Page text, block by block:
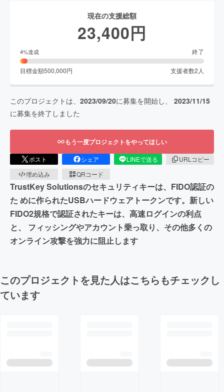
現在の支援総額
23,400円
4%達成 終了
目標金額500,000円 支援者数2 人
このプロジェクトは、 2023/09/20に募集を開始し、 2023/11/15
に募集を終了しました
もう一度プロジェクトをやってほしい
ポスト シェア LINEで送る
URLコピー
埋め込み
QRコード
TrustKey Solutionsのセキュリティキーは、FIDO認証の
た めに作られたUSBハードウェアトークンです。新しい
FIDO2規格で認証されたキーは、高速ログインの利点
と、 フィッシングやアカウント乗っ取り、その他多くの
オンライン攻撃を強力に阻止します
このプロジェクトを見た人はこちらもチェックし
ています